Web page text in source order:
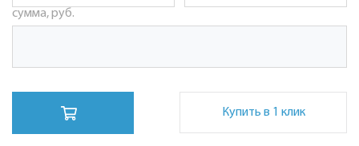
сумма, руб.
Купить в 1 клик